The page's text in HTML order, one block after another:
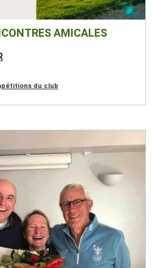
AMICALES
du club